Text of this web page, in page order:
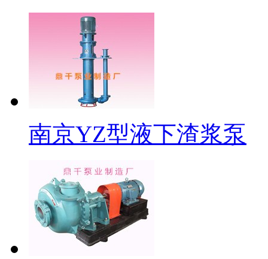
南京YZ型液下渣浆泵